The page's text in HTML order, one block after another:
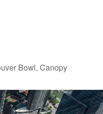
Bowl, Canopy